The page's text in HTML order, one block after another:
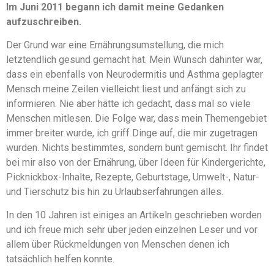
Im Juni 2011 begann ich damit meine Gedanken
aufzuschreiben.
Der Grund war eine Ernährungsumstellung, die mich
letztendlich gesund gemacht hat. Mein Wunsch dahinter war,
dass ein ebenfalls von Neurodermitis und Asthma geplagter
Mensch meine Zeilen vielleicht liest und anfängt sich zu
informieren. Nie aber hätte ich gedacht, dass mal so viele
Menschen mitlesen. Die Folge war, dass mein Themengebiet
immer breiter wurde, ich griff Dinge auf, die mir zugetragen
wurden. Nichts bestimmtes, sondern bunt gemischt. Ihr findet
bei mir also von der Ernährung, über Ideen für Kindergerichte,
Picknickbox-Inhalte, Rezepte, Geburtstage, Umwelt-, Natur-
und Tierschutz bis hin zu Urlaubserfahrungen alles.
In den 10 Jahren ist einiges an Artikeln geschrieben worden
und ich freue mich sehr über jeden einzelnen Leser und vor
allem über Rückmeldungen von Menschen denen ich
tatsächlich helfen konnte.